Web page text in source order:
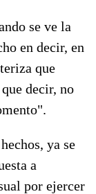
se ve la
en decir, en
que
decir, no
ya se
a
por ejercer